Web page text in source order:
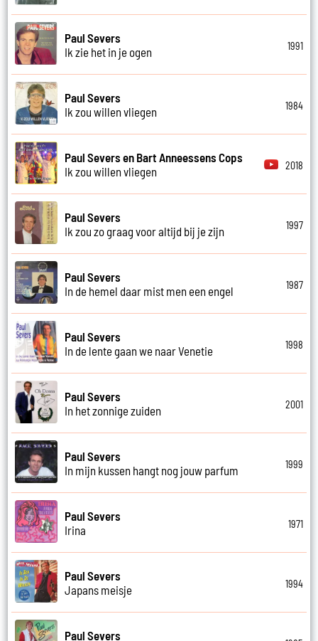
Paul Severs
Ik zie het in je ogen
1991
Paul Severs
Ik zou willen vliegen
1984
Paul Severs en Bart Anneessens Cops
Ik zou willen vliegen
2018
Paul Severs
Ik zou zo graag voor altijd bij je zijn
1997
Paul Severs
In de hemel daar mist men een engel
1987
Paul Severs
In de lente gaan we naar Venetie
1998
Paul Severs
In het zonnige zuiden
2001
Paul Severs
In mijn kussen hangt nog jouw parfum
1999
Paul Severs
Irina
1971
Paul Severs
Japans meisje
1994
Paul Severs